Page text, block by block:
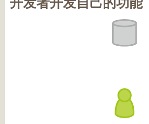
开发者开发自己的功能